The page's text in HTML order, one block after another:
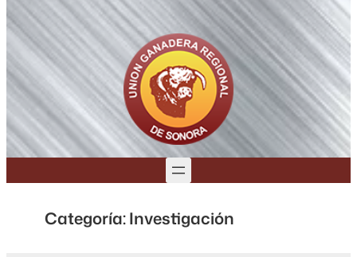
Categoría:Investigación